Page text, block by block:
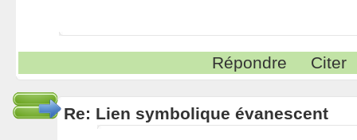
Répondre Citer
Re: Lien symbolique évanescent